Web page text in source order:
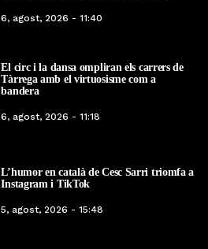
6, agost, 2026 - 11:40
El circ i la dansa ompliran els carrers de
Tàrrega amb el virtuosisme com a
bandera
6, agost, 2026 - 11:18
L’humor en català de Cesc Sarri triomfa a
Instagram i TikTok
5, agost, 2026 - 15:48